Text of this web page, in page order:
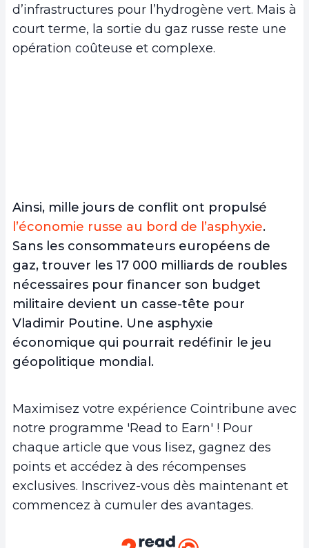
d’infrastructures pour l’hydrogène vert. Mais à
court terme, la sortie du gaz russe reste une
opération coûteuse et complexe.
Ainsi, mille jours de conflit ont propulsé
l’économie russe au bord de l’asphyxie.
Sans les consommateurs européens de
gaz, trouver les 17 000 milliards de roubles
nécessaires pour financer son budget
militaire devient un casse-tête pour
Vladimir Poutine. Une asphyxie
économique qui pourrait redéfinir le jeu
géopolitique mondial.
Maximisez votre expérience Cointribune avec
notre programme 'Read to Earn' ! Pour
chaque article que vous lisez, gagnez des
points et accédez à des récompenses
exclusives. Inscrivez-vous dès maintenant et
commencez à cumuler des avantages.